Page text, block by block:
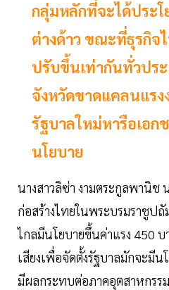
กลุ่มหลักที่จะได้ประ
ต่างด้าว ขณะที่ธุรกิจ
ปรับขึ้นเท่ากันทั่วปร
จังหวัดขาดแคลนแร
รัฐบาลใหม่หารือเอก
นโยบาย
นางสาวลิซ่า งามตระกูลพานิช
ก่อสร้างไทยในพระบรมราชูป
ไกลมีนโยบายขึ้นค่าแรง 450
เสียงเพื่อจัดตั้งรัฐบาลมักจะมีน
มีผลกระทบต่อภาคอุตสาหกร